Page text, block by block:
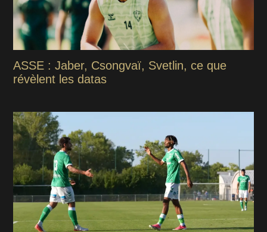
ASSE : Jaber, Csongvaï, Svetlin, ce que
révèlent les datas